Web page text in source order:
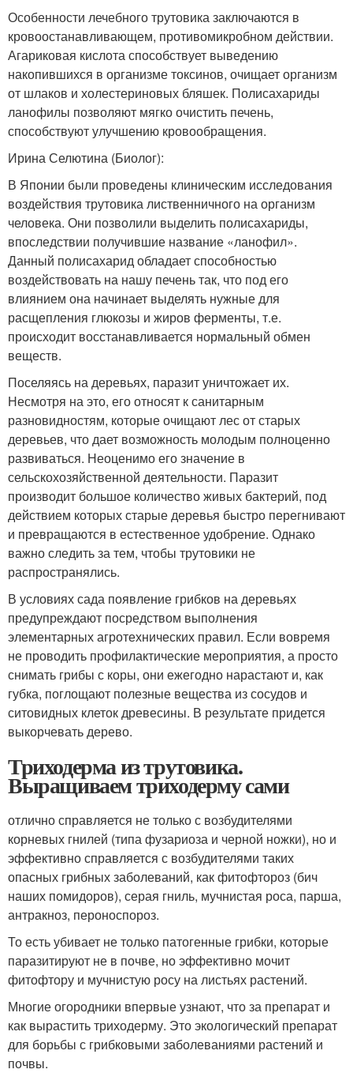
Особенности лечебного трутовика заключаются в
кровоостанавливающем, противомикробном действии.
Агариковая кислота способствует выведению
накопившихся в организме токсинов, очищает организм
от шлаков и холестериновых бляшек. Полисахариды
ланофилы позволяют мягко очистить печень,
способствуют улучшению кровообращения.
Ирина Селютина (Биолог):
В Японии были проведены клиническим исследования
воздействия трутовика лиственничного на организм
человека. Они позволили выделить полисахариды,
впоследствии получившие название «ланофил».
Данный полисахарид обладает способностью
воздействовать на нашу печень так, что под его
влиянием она начинает выделять нужные для
расщепления глюкозы и жиров ферменты, т.е.
происходит восстанавливается нормальный обмен
веществ.
Поселяясь на деревьях, паразит уничтожает их.
Несмотря на это, его относят к санитарным
разновидностям, которые очищают лес от старых
деревьев, что дает возможность молодым полноценно
развиваться. Неоценимо его значение в
сельскохозяйственной деятельности. Паразит
производит большое количество живых бактерий, под
действием которых старые деревья быстро перегнивают
и превращаются в естественное удобрение. Однако
важно следить за тем, чтобы трутовики не
распространялись.
В условиях сада появление грибков на деревьях
предупреждают посредством выполнения
элементарных агротехнических правил. Если вовремя
не проводить профилактические мероприятия, а просто
снимать грибы с коры, они ежегодно нарастают и, как
губка, поглощают полезные вещества из сосудов и
ситовидных клеток древесины. В результате придется
выкорчевать дерево.
Триходерма из трутовика.
Выращиваем триходерму сами
отлично справляется не только с возбудителями
корневых гнилей (типа фузариоза и черной ножки), но и
эффективно справляется с возбудителями таких
опасных грибных заболеваний, как фитофтороз (бич
наших помидоров), серая гниль, мучнистая роса, парша,
антракноз, пероноспороз.
То есть убивает не только патогенные грибки, которые
паразитируют не в почве, но эффективно мочит
фитофтору и мучнистую росу на листьях растений.
Многие огородники впервые узнают, что за препарат и
как вырастить триходерму. Это экологический препарат
для борьбы с грибковыми заболеваниями растений и
почвы.